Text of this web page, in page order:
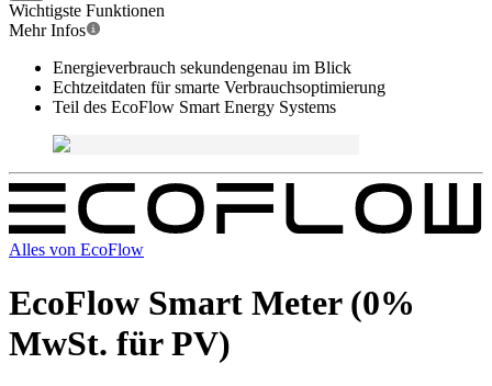
Wichtigste Funktionen
Mehr Infos
Energieverbrauch sekundengenau im Blick
Echtzeitdaten für smarte Verbrauchsoptimierung
Teil des EcoFlow Smart Energy Systems
Alles von EcoFlow
EcoFlow Smart Meter (0%
MwSt. für PV)